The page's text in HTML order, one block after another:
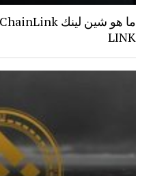
LINK